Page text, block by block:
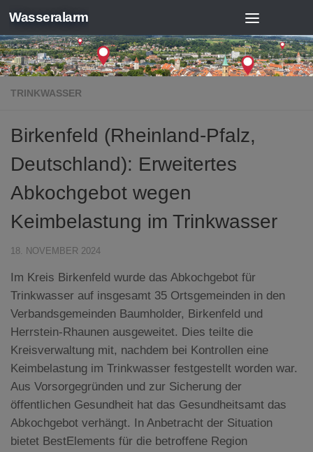
Zum Inhalt springen
Wasseralarm
TRINKWASSER
Birkenfeld (Rheinland-Pfalz,
Deutschland): Erweitertes
Abkochgebot wegen
Keimbelastung im Trinkwasser
18. NOVEMBER 2024
Im Kreis Birkenfeld wurde das Abkochgebot für
Trinkwasser auf insgesamt 35 Ortsgemeinden in den
Verbandsgemeinden Baumholder, Birkenfeld und
Herrstein-Rhaunen ausgeweitet. Dies teilte die
Kreisverwaltung mit, nachdem bei Kontrollen eine
Keimbelastung im Trinkwasser festgestellt worden war.
Aus Vorsorgegründen und zur Sicherung der
öffentlichen Gesundheit hat das Gesundheitsamt das
Abkochgebot verhängt. In Anbetracht der Situation
bietet BestElements für die betroffene Region